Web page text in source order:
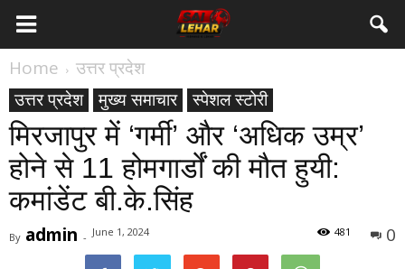
Home
उत्तर प्रदेश
उत्तर प्रदेश
मुख्य समाचार स्पेशल स्टोरी
मिरजापुर में ‘गर्मी’ और ‘अधिक उम्र’
होने से 11 होमगार्डों की मौत हुयी:
कमांडेंट बी.के.सिंह
By admin - June 1, 2024 0
481